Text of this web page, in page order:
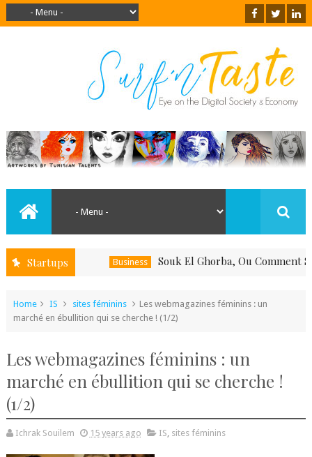
Startups Souk El Ghorba, Ou Comment Soutenir
Home IS sites féminins
Les webmagazines féminins : un
marché en ébullition qui se cherche ! (1/2)
Les webmagazines féminins : un
marché en ébullition qui se cherche !
(1/2)
Ichrak Souilem 15 years ago IS, sites féminins